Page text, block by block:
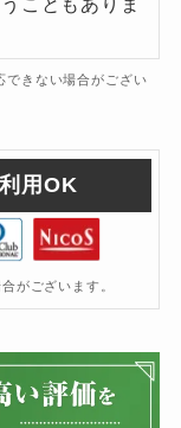
できない場合がござい
用OK
がございます。